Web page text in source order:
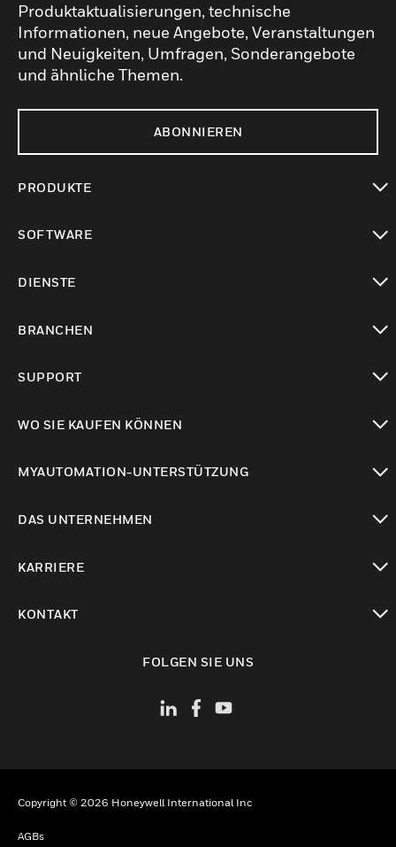
Produktaktualisierungen, technische
Informationen, neue Angebote, Veranstaltungen
und Neuigkeiten, Umfragen, Sonderangebote
und ähnliche Themen.
ABONNIEREN
PRODUKTE
SOFTWARE
DIENSTE
BRANCHEN
SUPPORT
WO SIE KAUFEN KÖNNEN
MYAUTOMATION-UNTERSTÜTZUNG
DAS UNTERNEHMEN
KARRIERE
KONTAKT
FOLGEN SIE UNS
Copyright © 2026 Honeywell International Inc
AGBs